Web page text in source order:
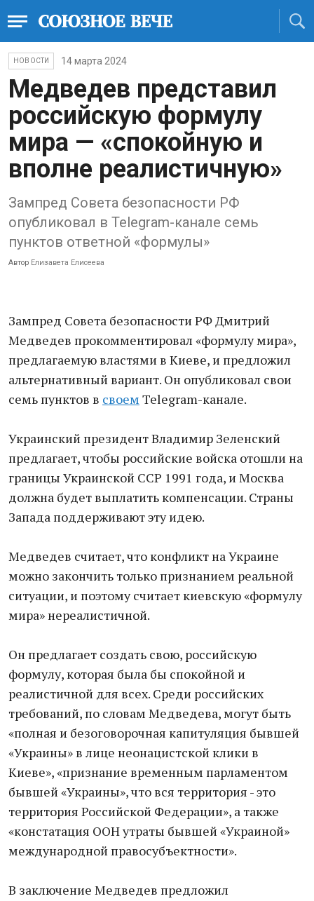
НОВОСТИ 14 марта 2024
Медведев представил
российскую формулу
мира — «спокойную и
вполне реалистичную»
Зампред Совета безопасности РФ
опубликовал в Telegram-канале семь
пунктов ответной «формулы»
Автор Елизавета Елисеева
Зампред Совета безопасности РФ Дмитрий
Медведев прокомментировал «формулу мира»,
предлагаемую властями в Киеве, и предложил
альтернативный вариант. Он опубликовал свои
семь пунктов в своем Telegram-канале.
Украинский президент Владимир Зеленский
предлагает, чтобы российские войска отошли на
границы Украинской ССР 1991 года, и Москва
должна будет выплатить компенсации. Страны
Запада поддерживают эту идею.
Медведев считает, что конфликт на Украине
можно закончить только признанием реальной
ситуации, и поэтому считает киевскую «формулу
мира» нереалистичной.
Он предлагает создать свою, российскую
формулу, которая была бы спокойной и
реалистичной для всех. Среди российских
требований, по словам Медведева, могут быть
«полная и безоговорочная капитуляция бывшей
«Украины» в лице неонацистской клики в
Киеве», «признание временным парламентом
бывшей «Украины», что вся территория - это
территория Российской Федерации», а также
«констатация ООН утраты бывшей «Украиной»
международной правосубъектности».
В заключение Медведев предложил